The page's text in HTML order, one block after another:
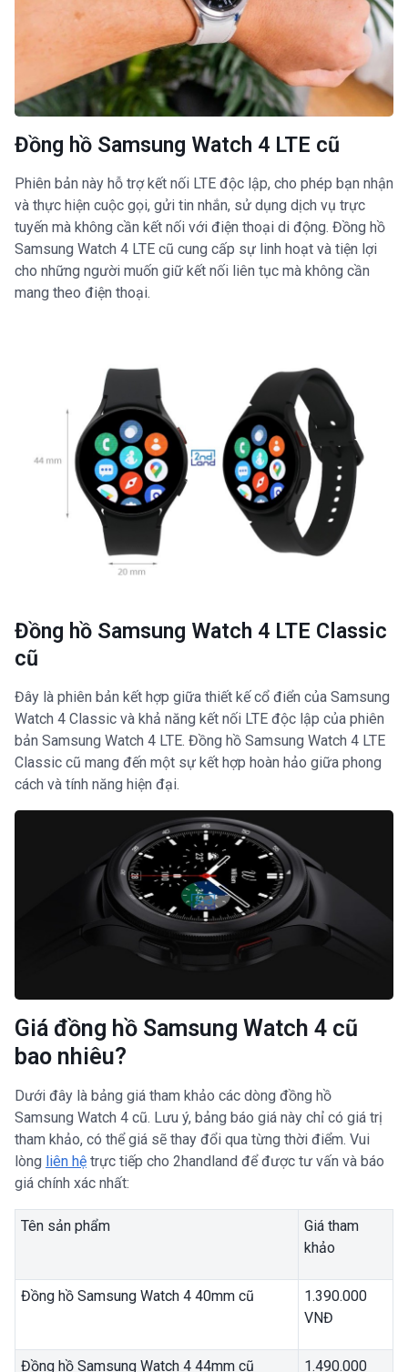
Đồng hồ Samsung Watch 4 LTE cũ
Phiên bản này hỗ trợ kết nối LTE độc lập, cho phép bạn nhận
và thực hiện cuộc gọi, gửi tin nhắn, sử dụng dịch vụ trực
tuyến mà không cần kết nối với điện thoại di động. Đồng hồ
Samsung Watch 4 LTE cũ cung cấp sự linh hoạt và tiện lợi
cho những người muốn giữ kết nối liên tục mà không cần
mang theo điện thoại.
Đồng hồ Samsung Watch 4 LTE Classic
cũ
Đây là phiên bản kết hợp giữa thiết kế cổ điển của Samsung
Watch 4 Classic và khả năng kết nối LTE độc lập của phiên
bản Samsung Watch 4 LTE. Đồng hồ Samsung Watch 4 LTE
Classic cũ mang đến một sự kết hợp hoàn hảo giữa phong
cách và tính năng hiện đại.
Giá đồng hồ Samsung Watch 4 cũ
bao nhiêu?
Dưới đây là bảng giá tham khảo các dòng đồng hồ
Samsung Watch 4 cũ. Lưu ý, bảng báo giá này chỉ có giá trị
tham khảo, có thể giá sẽ thay đổi qua từng thời điểm. Vui
lòng liên hệ trực tiếp cho 2handland để được tư vấn và báo
giá chính xác nhất:
Tên sản phẩm
Giá tham
khảo
Đồng hồ Samsung Watch 4 40mm cũ
1.390.000
VNĐ
Đồng hồ Samsung Watch 4 44mm cũ 1.490.000